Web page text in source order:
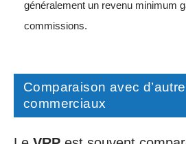
généralement un revenu minimum
commissions.
Comparaison avec
commerciaux